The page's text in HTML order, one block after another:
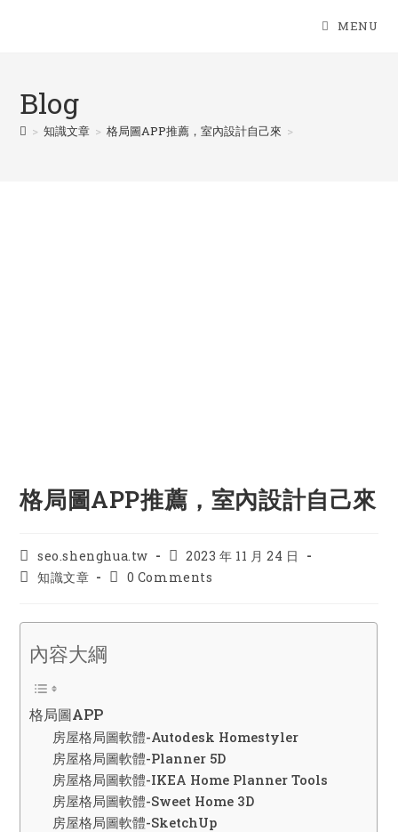
MENU
Blog
> 知識文章 > 格局圖APP推薦，室內設計自己來 >
格局圖APP推薦，室內設計自己來
Post
author:
seo.shenghua.tw
Post
published:
2023 年 11 月 24 日
Post知識文章
Post0 Comments
內容大綱
格局圖APP
房屋格局圖軟體-Autodesk Homestyler
房屋格局圖軟體-Planner 5D
房屋格局圖軟體-IKEA Home Planner Tools
房屋格局圖軟體-Sweet Home 3D
房屋格局圖軟體-SketchUp